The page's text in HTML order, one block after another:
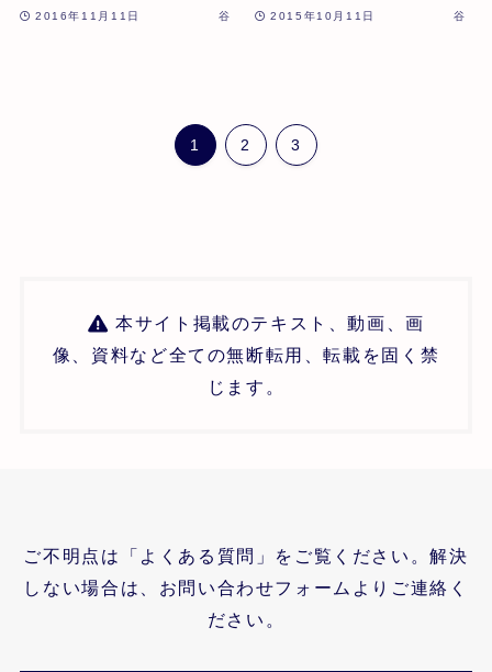
2016年11月11日 谷 2015年10月11日 谷
1 2 3
本サイト掲載のテキスト、動画、画
像、資料など全ての無断転用、転載を固く禁
じます。
ご不明点は「よくある質問」をご覧ください。解決
しない場合は、お問い合わせフォームよりご連絡く
ださい。